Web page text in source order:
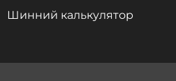
Шинний калькулятор